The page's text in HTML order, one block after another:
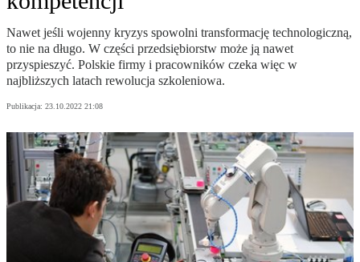
Nawet jeśli wojenny kryzys spowolni transformację technologiczną,
to nie na długo. W części przedsiębiorstw może ją nawet
przyspieszyć. Polskie firmy i pracowników czeka więc w
najbliższych latach rewolucja szkoleniowa.
Publikacja: 23.10.2022 21:08